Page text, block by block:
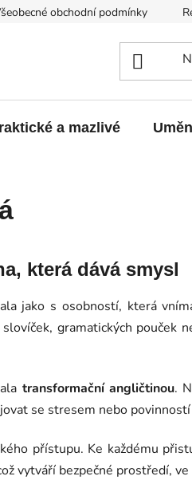
obchodní podmínky
a mazlivé
která dává smysl
jako s osobností, která
gramatických pouček
transformační angličtinou.
se stresem nebo
přístupu. Ke každému
vytváří bezpečné prostředí,